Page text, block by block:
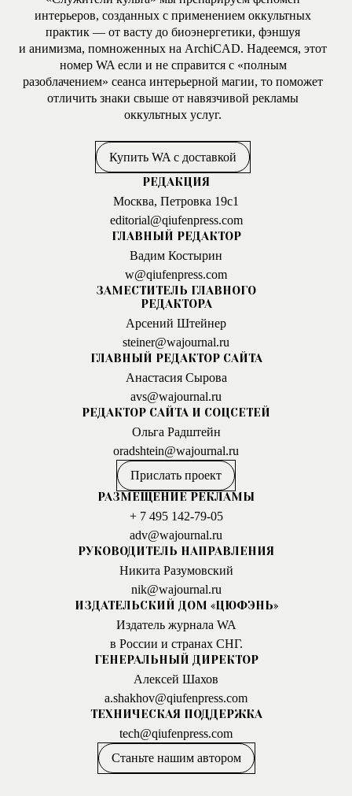
интерьеров, созданных с применением оккультных
практик — от васту до биоэнергетики, фэншуя
и анимизма, помноженных на ArchiCAD. Надеемся, этот
номер WA если и не справится с «полным
разоблачением» сеанса интерьерной магии, то поможет
отличить знаки свыше от навязчивой рекламы
оккультных услуг.
Купить WA с доставкой
РЕДАКЦИЯ
Москва, Петровка 19с1
editorial@qiufenpress.com
ГЛАВНЫЙ РЕДАКТОР
Вадим Костырин
w@qiufenpress.com
ЗАМЕСТИТЕЛЬ ГЛАВНОГО
РЕДАКТОРА
Арсений Штейнер
steiner@wajournal.ru
ГЛАВНЫЙ РЕДАКТОР САЙТА
Анастасия Сырова
avs@wajournal.ru
РЕДАКТОР САЙТА И СОЦСЕТЕЙ
Ольга Радштейн
oradshtein@wajournal.ru
Прислать проект
РАЗМЕЩЕНИЕ РЕКЛАМЫ
+ 7 495 142-79-05
adv@wajournal.ru
РУКОВОДИТЕЛЬ НАПРАВЛЕНИЯ
Никита Разумовский
nik@wajournal.ru
ИЗДАТЕЛЬСКИЙ ДОМ «ЦЮФЭНЬ»
Издатель журнала WA
в России и странах СНГ.
ГЕНЕРАЛЬНЫЙ ДИРЕКТОР
Алексей Шахов
a.shakhov@qiufenpress.com
ТЕХНИЧЕСКАЯ ПОДДЕРЖКА
tech@qiufenpress.com
Станьте нашим автором